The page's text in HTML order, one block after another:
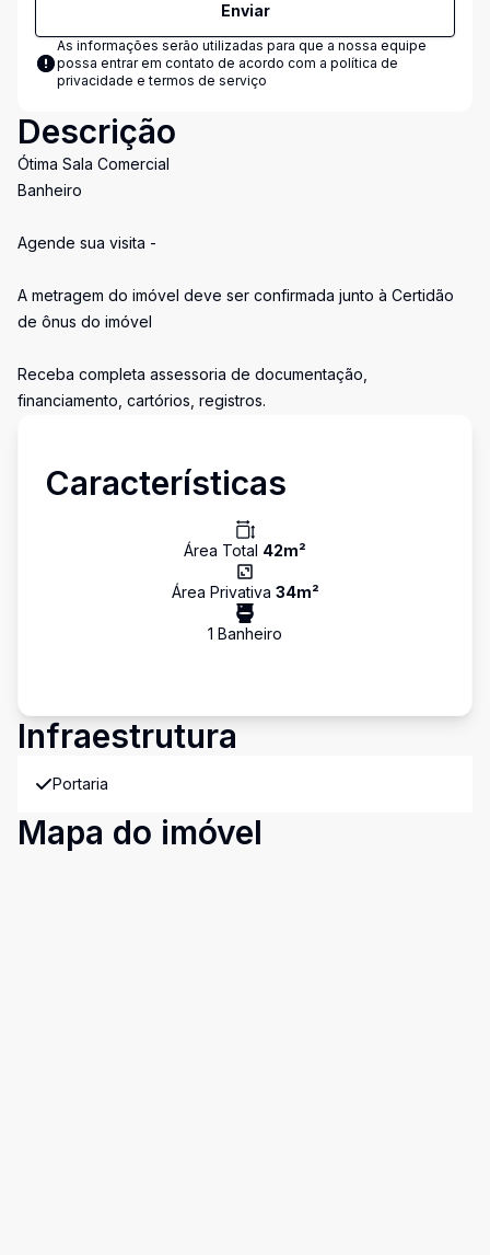
Enviar
As informações serão utilizadas para que a nossa equipe
possa entrar em contato de acordo com a política de
privacidade e termos de serviço
Descrição
Ótima Sala Comercial
Banheiro
Agende sua visita -
A metragem do imóvel deve ser confirmada junto à Certidão
de ônus do imóvel
Receba completa assessoria de documentação,
financiamento, cartórios, registros.
Características
Área Total 42m²
Área Privativa 34m²
1 Banheiro
Infraestrutura
Portaria
Mapa do imóvel